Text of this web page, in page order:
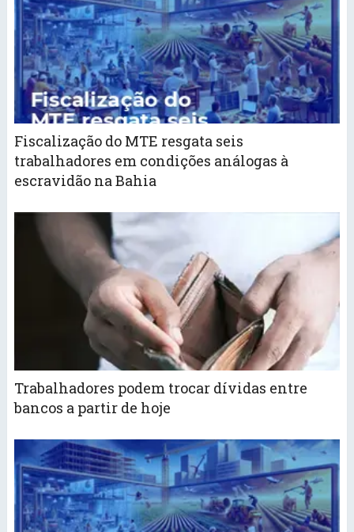
Fiscalização do MTE resgata seis
trabalhadores em condições análogas à
escravidão na Bahia
Trabalhadores podem trocar dívidas entre
bancos a partir de hoje